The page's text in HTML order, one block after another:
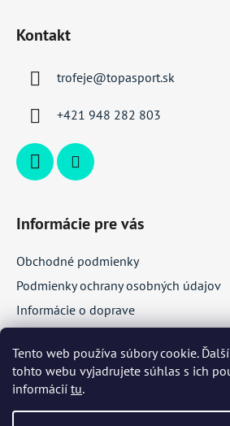
Tento web používa súbory cookie.
tohto webu vyjadrujete súhlas s ich
informácií tu.
Kontakt
trofeje@topasport.sk
+421 948 282 803
Informácie pre vás
Obchodné podmienky
Podmienky ochrany osobných údajov
Informácie o doprave
Facebook